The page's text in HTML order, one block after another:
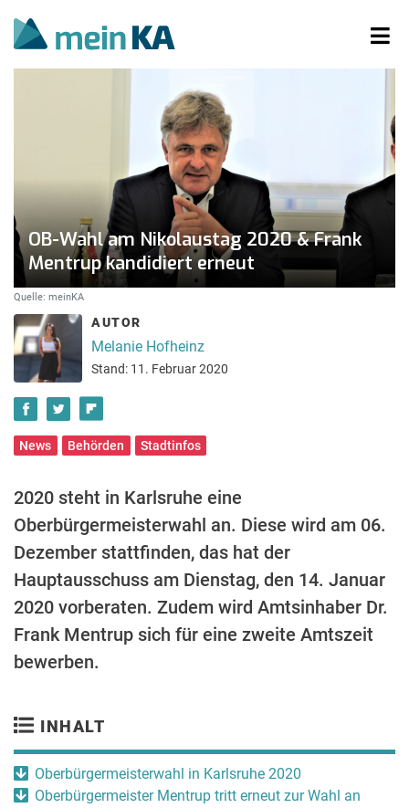
OB-Wahl am Nikolaustag 2020 & Frank
Mentrup kandidiert erneut
Quelle: meinKA
AUTOR
Melanie Hofheinz
Stand: 11. Februar 2020
News Behörden Stadtinfos
2020 steht in Karlsruhe eine
Oberbürgermeisterwahl an. Diese wird am 06.
Dezember stattfinden, das hat der
Hauptausschuss am Dienstag, den 14. Januar
2020 vorberaten. Zudem wird Amtsinhaber Dr.
Frank Mentrup sich für eine zweite Amtszeit
bewerben.
INHALT
Oberbürgermeisterwahl in Karlsruhe 2020
Oberbürgermeister Mentrup tritt erneut zur Wahl an